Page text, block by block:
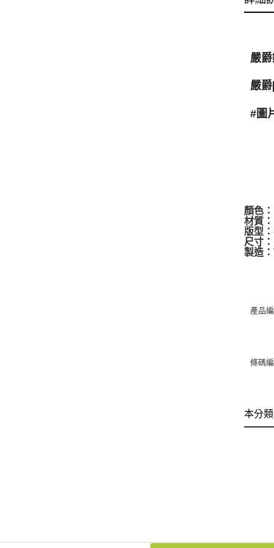
嚴
嚴
#圖
顏色
材質
版型
尺寸
製造
產品
條碼
本分